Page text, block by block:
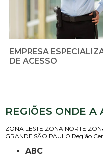
EMPRESA
DE ACESSO
REGIÕES ONDE A
ZONA LESTE ZONA NORTE
GRANDE SÃO PAULO Região
ABC